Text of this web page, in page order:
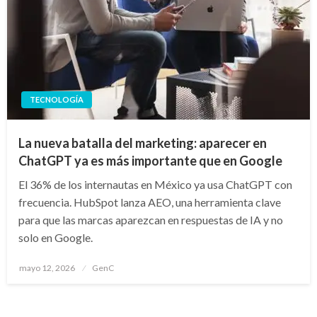
TECNOLOGÍA
La nueva batalla del marketing: aparecer en
ChatGPT ya es más importante que en Google
El 36% de los internautas en México ya usa ChatGPT con
frecuencia. HubSpot lanza AEO, una herramienta clave
para que las marcas aparezcan en respuestas de IA y no
solo en Google.
Publicado
mayo 12, 2026 GenC